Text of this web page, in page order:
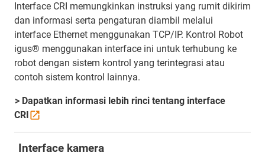
Interface CRI memungkinkan instruksi yang rumit dikirim
dan informasi serta pengaturan diambil melalui
interface Ethernet menggunakan TCP/IP. Kontrol Robot
igus® menggunakan interface ini untuk terhubung ke
robot dengan sistem kontrol yang terintegrasi atau
contoh sistem kontrol lainnya.
> Dapatkan informasi lebih rinci tentang interface
CRI
Interface kamera